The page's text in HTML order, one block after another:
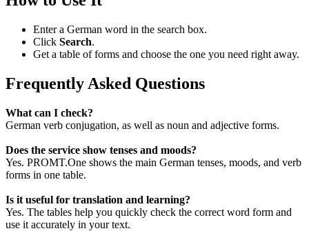
Enter a German word in the search box.
Click Search.
Get a table of forms and choose the one you need right away.
Frequently Asked Questions
What can I check?
German verb conjugation, as well as noun and adjective forms.
Does the service show tenses and moods?
Yes. PROMT.One shows the main German tenses, moods, and verb
forms in one table.
Is it useful for translation and learning?
Yes. The tables help you quickly check the correct word form and
use it accurately in your text.